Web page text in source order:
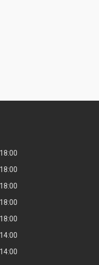
18:00
18:00
18:00
18:00
18:00
14:00
14:00